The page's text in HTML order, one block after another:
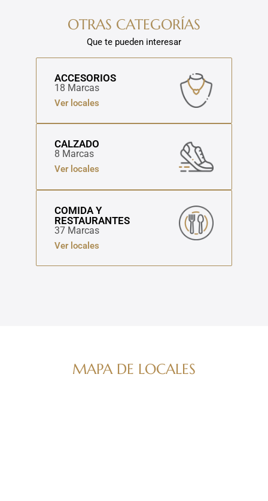
OTRAS CATEGORÍAS
Que te pueden interesar
ACCESORIOS
18 Marcas
Ver locales
CALZADO
8 Marcas
Ver locales
COMIDA Y
RESTAURANTES
37 Marcas
Ver locales
MAPA DE LOCALES